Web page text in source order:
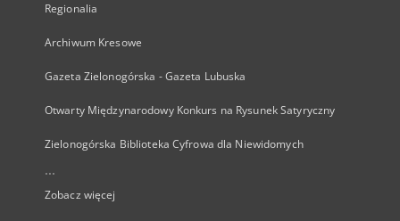
Regionalia
Archiwum Kresowe
Gazeta Zielonogórska - Gazeta Lubuska
Otwarty Międzynarodowy Konkurs na Rysunek Satyryczny
Zielonogórska Biblioteka Cyfrowa dla Niewidomych
...
Zobacz więcej